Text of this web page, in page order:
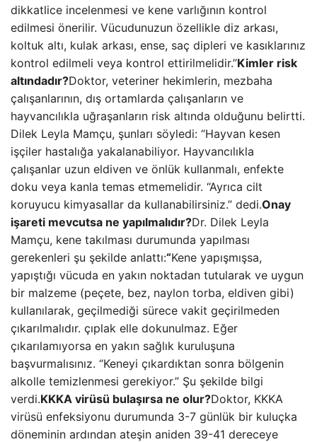
dikkatlice incelenmesi ve kene varlığının kontrol
edilmesi önerilir. Vücudunuzun özellikle diz arkası,
koltuk altı, kulak arkası, ense, saç dipleri ve kasıklarınız
kontrol edilmeli veya kontrol ettirilmelidir.”Kimler risk
altındadır?Doktor, veteriner hekimlerin, mezbaha
çalışanlarının, dış ortamlarda çalışanların ve
hayvancılıkla uğraşanların risk altında olduğunu belirtti.
Dilek Leyla Mamçu, şunları söyledi: “Hayvan kesen
işçiler hastalığa yakalanabiliyor. Hayvancılıkla
çalışanlar uzun eldiven ve önlük kullanmalı, enfekte
doku veya kanla temas etmemelidir. “Ayrıca cilt
koruyucu kimyasallar da kullanabilirsiniz.” dedi.Onay
işareti mevcutsa ne yapılmalıdır?Dr. Dilek Leyla
Mamçu, kene takılması durumunda yapılması
gerekenleri şu şekilde anlattı:“Kene yapışmışsa,
yapıştığı vücuda en yakın noktadan tutularak ve uygun
bir malzeme (peçete, bez, naylon torba, eldiven gibi)
kullanılarak, geçilmediği sürece vakit geçirilmeden
çıkarılmalıdır. çıplak elle dokunulmaz. Eğer
çıkarılamıyorsa en yakın sağlık kuruluşuna
başvurmalısınız. “Keneyi çıkardıktan sonra bölgenin
alkolle temizlenmesi gerekiyor.” Şu şekilde bilgi
verdi.KKKA virüsü bulaşırsa ne olur?Doktor, KKKA
virüsü enfeksiyonu durumunda 3-7 günlük bir kuluçka
döneminin ardından ateşin aniden 39-41 dereceye